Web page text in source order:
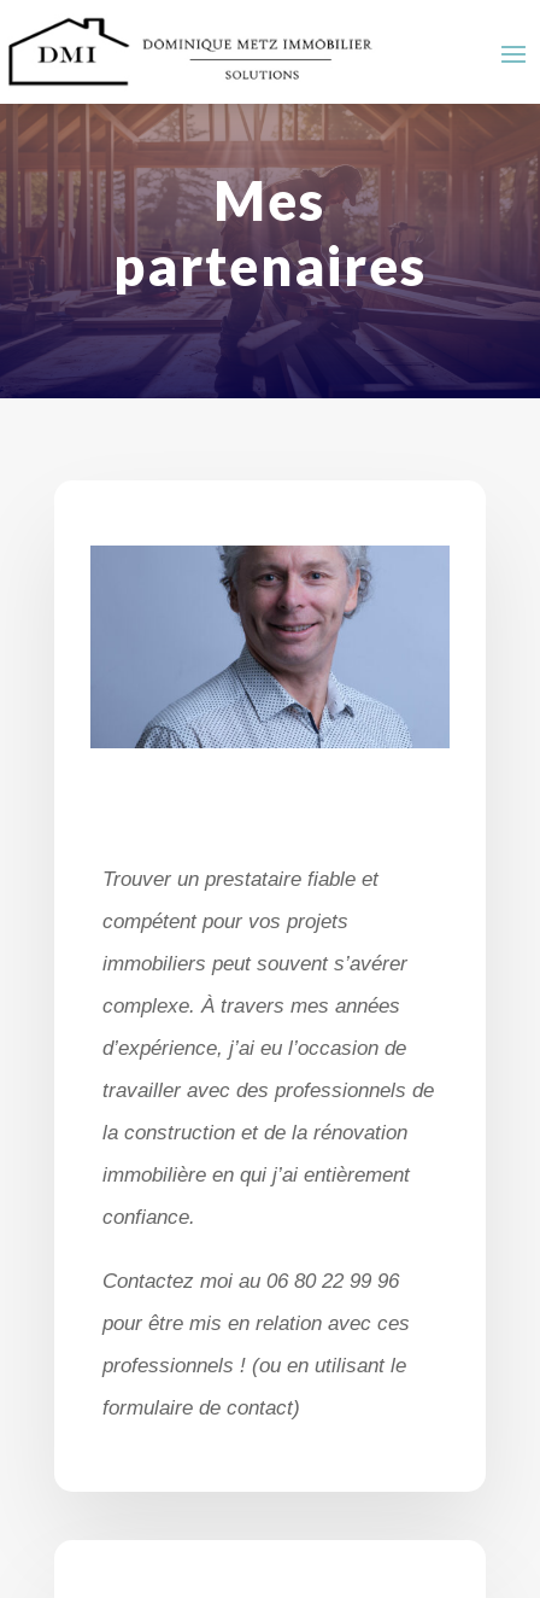
Mes
partenaires
Trouver un prestataire fiable et
compétent pour vos projets
immobiliers peut souvent s’avérer
complexe. À travers mes années
d’expérience, j’ai eu l’occasion de
travailler avec des professionnels de
la construction et de la rénovation
immobilière en qui j’ai entièrement
confiance.
Contactez moi au 06 80 22 99 96
pour être mis en relation avec ces
professionnels ! (ou en utilisant le
formulaire de contact)